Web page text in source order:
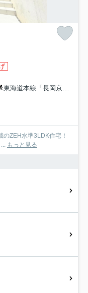
東海道本線「長岡京」駅 徒歩30分
ZEH水準3LDK住宅！
もっと見る